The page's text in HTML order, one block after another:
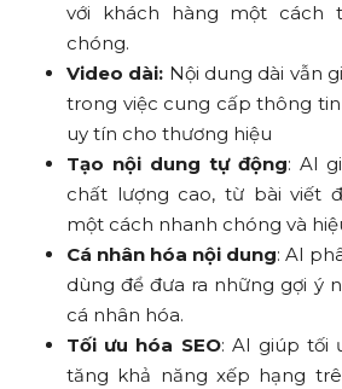
với khách hàng một cách
chóng.
Video dài: Nội dung dài vẫn
trong việc cung cấp thông
uy tín cho thương hiệu
Tạo nội dung tự động: AI
chất lượng cao, từ bài viết
một cách nhanh chóng và
Cá nhân hóa nội dung: AI
dùng để đưa ra những gợi ý
cá nhân hóa.
Tối ưu hóa SEO: AI giúp tối
tăng khả năng xếp hạng